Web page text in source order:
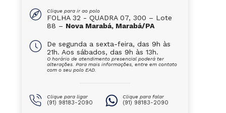
Clique para ir ao polo
FOLHA 32 - QUADRA 07, 300 – Lote
88 – Nova Marabá, Marabá/PA
De segunda a sexta-feira, das 9h às
21h. Aos sábados, das 9h às 13h.
O horário de atendimento presencial poderá ter
alterações. Para mais informações, entre em contato
com o seu polo EAD.
Clique para ligar
(91) 98183-2090
Clique para falar
(91) 98183-2090